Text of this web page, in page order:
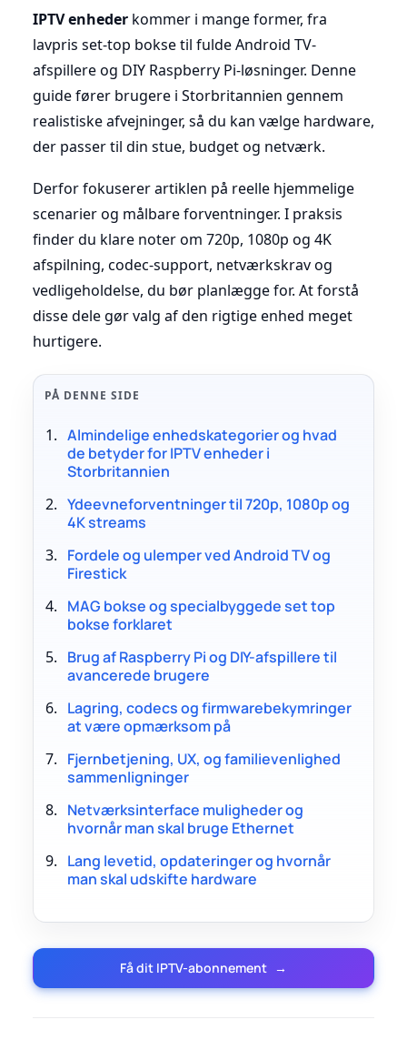
IPTV enheder kommer i mange former, fra
lavpris set-top bokse til fulde Android TV-
afspillere og DIY Raspberry Pi-løsninger. Denne
guide fører brugere i Storbritannien gennem
realistiske afvejninger, så du kan vælge hardware,
der passer til din stue, budget og netværk.
Derfor fokuserer artiklen på reelle hjemmelige
scenarier og målbare forventninger. I praksis
finder du klare noter om 720p, 1080p og 4K
afspilning, codec-support, netværkskrav og
vedligeholdelse, du bør planlægge for. At forstå
disse dele gør valg af den rigtige enhed meget
hurtigere.
PÅ DENNE SIDE
Almindelige enhedskategorier og hvad
de betyder for IPTV enheder i
Storbritannien
Ydeevneforventninger til 720p, 1080p og
4K streams
Fordele og ulemper ved Android TV og
Firestick
MAG bokse og specialbyggede set top
bokse forklaret
Brug af Raspberry Pi og DIY-afspillere til
avancerede brugere
Lagring, codecs og firmwarebekymringer
at være opmærksom på
Fjernbetjening, UX, og familievenlighed
sammenligninger
Netværksinterface muligheder og
hvornår man skal bruge Ethernet
Lang levetid, opdateringer og hvornår
man skal udskifte hardware
Få dit IPTV-abonnement →